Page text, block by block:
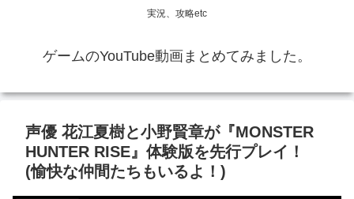
実況、攻略etc
ゲームのYouTube動画まとめてみました。
声優 花江夏樹と小野賢章が『MONSTER
HUNTER RISE』体験版を先行プレイ！
(愉快な仲間たちもいるよ！)